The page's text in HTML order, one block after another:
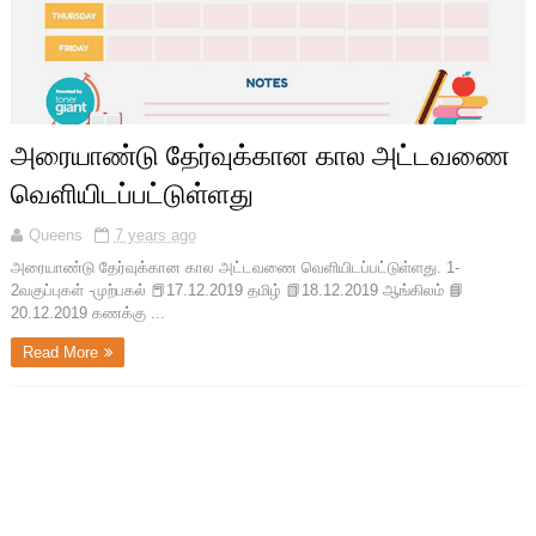
அரையாண்டு தேர்வுக்கான கால அட்டவணை
வெளியிடப்பட்டுள்ளது
Queens
7 years ago
அரையாண்டு தேர்வுக்கான கால அட்டவணை வெளியிடப்பட்டுள்ளது. 1-
2வகுப்புகள் -முற்பகல் 📕17.12.2019 தமிழ் 📗18.12.2019 ஆங்கிலம் 📘
20.12.2019 கணக்கு ...
Read More